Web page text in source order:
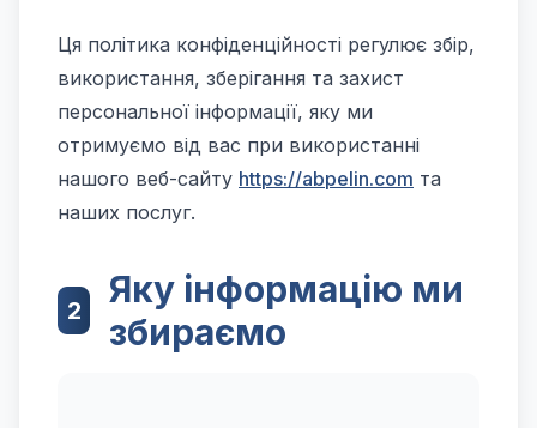
Ця політика конфіденційності регулює збір,
використання, зберігання та захист
персональної інформації, яку ми
отримуємо від вас при використанні
нашого веб-сайту https://abpelin.com та
наших послуг.
2
Яку інформацію ми
збираємо